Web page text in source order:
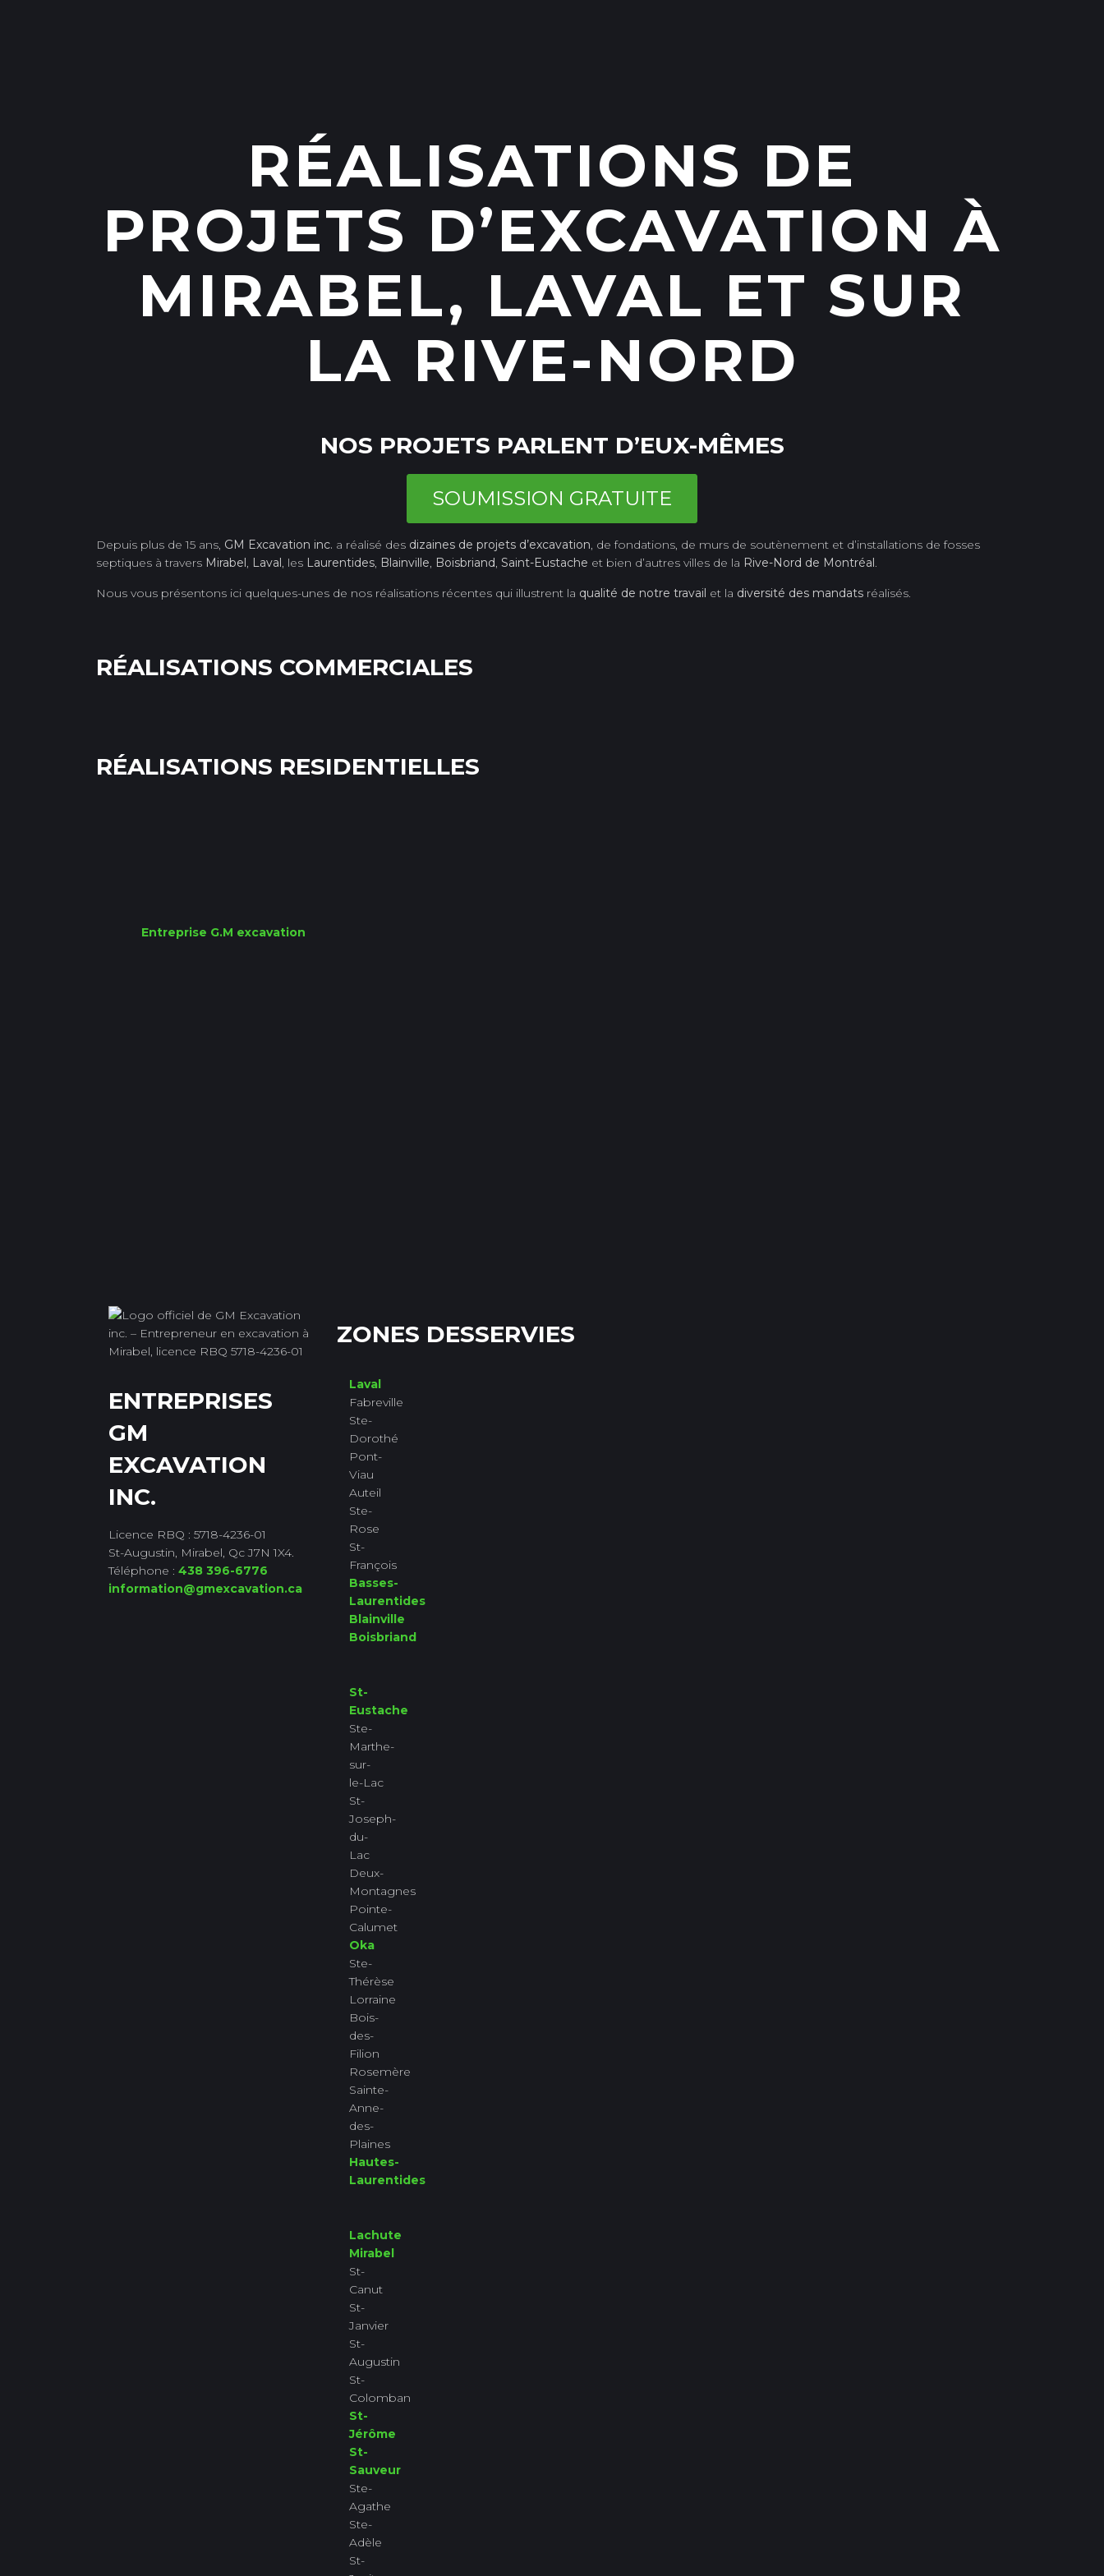
RÉALISATIONS DE
PROJETS D’EXCAVATION À
MIRABEL, LAVAL ET SUR
LA RIVE-NORD
NOS PROJETS PARLENT D’EUX-MÊMES
SOUMISSION GRATUITE
Depuis plus de 15 ans, GM Excavation inc. a réalisé des dizaines de projets d’excavation, de fondations, de murs de soutènement et d’installations de fosses
septiques à travers Mirabel, Laval, les Laurentides, Blainville, Boisbriand, Saint-Eustache et bien d’autres villes de la Rive-Nord de Montréal.
Nous vous présentons ici quelques-unes de nos réalisations récentes qui illustrent la qualité de notre travail et la diversité des mandats réalisés.
RÉALISATIONS COMMERCIALES
RÉALISATIONS RESIDENTIELLES
Entreprise G.M excavation
ENTREPRISES
GM
EXCAVATION
INC.
Licence RBQ : 5718-4236-01
St-Augustin, Mirabel, Qc J7N 1X4.
Téléphone : 438 396-6776
information@gmexcavation.ca
ZONES DESSERVIES
Laval
Fabreville
Ste-
Dorothé
Pont-
Viau
Auteil
Ste-
Rose
St-
François
Basses-
Laurentides
Blainville
Boisbriand
St-
Eustache
Ste-
Marthe-
sur-
le-Lac
St-
Joseph-
du-
Lac
Deux-
Montagnes
Pointe-
Calumet
Oka
Ste-
Thérèse
Lorraine
Bois-
des-
Filion
Rosemère
Sainte-
Anne-
des-
Plaines
Hautes-
Laurentides
Lachute
Mirabel
St-
Canut
St-
Janvier
St-
Augustin
St-
Colomban
St-
Jérôme
St-
Sauveur
Ste-
Agathe
Ste-
Adèle
St-